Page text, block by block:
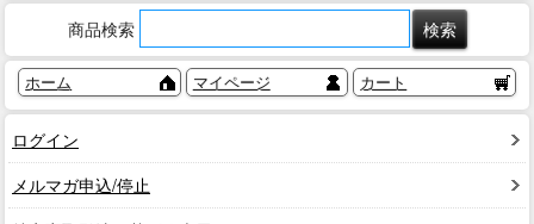
商品検索
ホーム マイページ カート
ログイン
メルマガ申込/停止